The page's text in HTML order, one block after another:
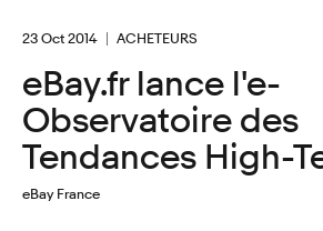
23 Oct 2014 ACHETEURS
eBay.fr lance l'e-
Observatoire des
Tendances High-
eBay France